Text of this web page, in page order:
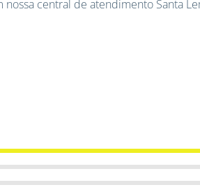
nossa central de atendimento Santa